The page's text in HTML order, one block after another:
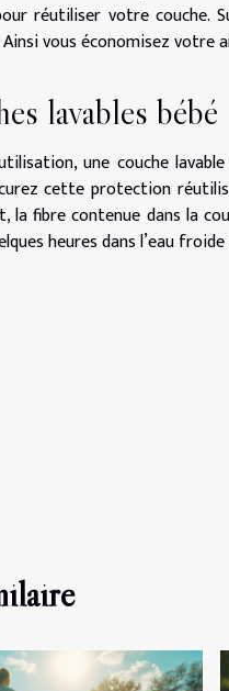
réutiliser votre couche.
vous économisez votre
lavables bébé
une couche
cette protection
fibre contenue dans la
heures dans l’eau